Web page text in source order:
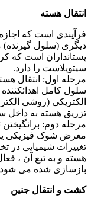
انتقال هسته
فرآیندی است که
دیگری (سلول گیرنده)
پستانداران است که
سیتوپلاست را دارد.
مرحله اول: انتقال
سلول کامل
الکتریکی (روشی
تزریق هسته به داخل
مرحله دوم:
معرض شوک فیزیکی
تغییرات شیمیایی در
هسته و به تبع آن ،
بازسازی شده می
کشت و انتقال جنین